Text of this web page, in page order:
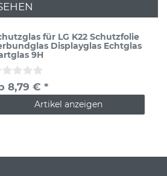
für LG K22 Schutzfolie
Displayglas Echtglas
9H
8,79 € *
Artikel anzeigen